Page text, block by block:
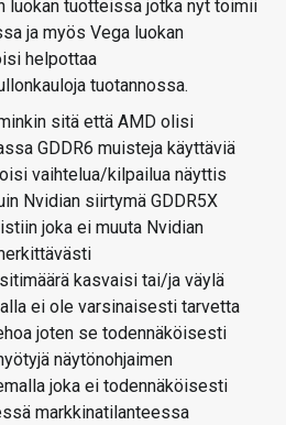
luokan tuotteissa jotka nyt toimii
ja myös Vega luokan
helpottaa
tuotannossa.
sitä että AMD olisi
GDDR6 muisteja käyttäviä
vaihtelua/kilpailua näyttis
Nvidian siirtymä GDDR5X
joka ei muuta Nvidian
kasvaisi tai/ja väylä
ei ole varsinaisesti tarvetta
joten se todennäköisesti
näytönohjaimen
joka ei todennäköisesti
markkinatilanteessa